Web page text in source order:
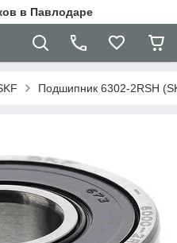
в Павлодаре
Подшипник 6302-2RSH